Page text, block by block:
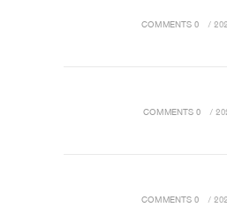
/
0 COMMENTS
/
0 COMMENTS
/
0 COMMENTS